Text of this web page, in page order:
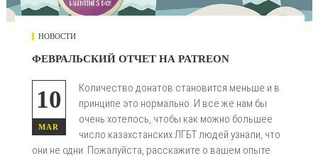
НОВОСТИ
ФЕВРАЛЬСКИЙ ОТЧЕТ НА PATREON
10
MAR
Количество донатов становится меньше и в
принципе это нормально. И все же нам бы
очень хотелось, чтобы как можно большее
число казахстанских ЛГБТ людей узнали, что
они не одни. Пожалуйста, расскажите о вашем опыте